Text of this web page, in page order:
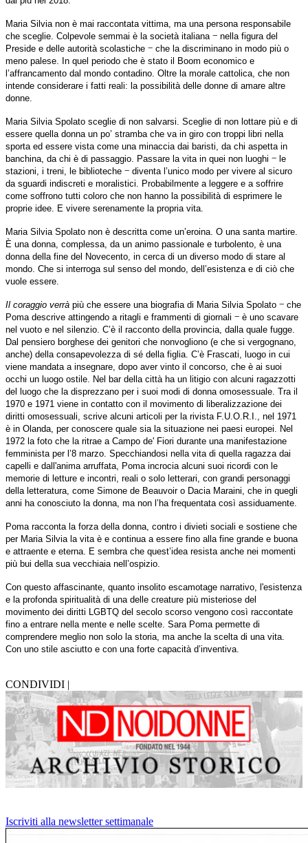
Maria Silvia non è mai raccontata vittima, ma una persona responsabile
che sceglie. Colpevole semmai è la società italiana ‒ nella figura del
Preside e delle autorità scolastiche ‒ che la discriminano in modo più o
meno palese. In quel periodo che è stato il Boom economico e
l’affrancamento dal mondo contadino. Oltre la morale cattolica, che non
intende considerare i fatti reali: la possibilità delle donne di amare altre
donne.
Maria Silvia Spolato sceglie di non salvarsi. Sceglie di non lottare più e di
essere quella donna un po’ stramba che va in giro con troppi libri nella
sporta ed essere vista come una minaccia dai baristi, da chi aspetta in
banchina, da chi è di passaggio. Passare la vita in quei non luoghi ‒ le
stazioni, i treni, le biblioteche ‒ diventa l’unico modo per vivere al sicuro
da sguardi indiscreti e moralistici. Probabilmente a leggere e a soffrire
come soffrono tutti coloro che non hanno la possibilità di esprimere le
proprie idee. E vivere serenamente la propria vita.
Maria Silvia Spolato non è descritta come un’eroina. O una santa martire.
È una donna, complessa, da un animo passionale e turbolento, è una
donna della fine del Novecento, in cerca di un diverso modo di stare al
mondo. Che si interroga sul senso del mondo, dell’esistenza e di ciò che
vuole essere.
Il coraggio verrà più che essere una biografia di Maria Silvia Spolato ‒ che
Poma descrive attingendo a ritagli e frammenti di giornali ‒ è uno scavare
nel vuoto e nel silenzio. C’è il racconto della provincia, dalla quale fugge.
Dal pensiero borghese dei genitori che nonvogliono (e che si vergognano,
anche) della consapevolezza di sé della figlia. C’è Frascati, luogo in cui
viene mandata a insegnare, dopo aver vinto il concorso, che è ai suoi
occhi un luogo ostile. Nel bar della città ha un litigio con alcuni ragazzotti
del luogo che la disprezzano per i suoi modi di donna omosessuale. Tra il
1970 e 1971 viene in contatto con il movimento di liberalizzazione dei
diritti omosessuali, scrive alcuni articoli per la rivista F.U.O.R.I., nel 1971
è in Olanda, per conoscere quale sia la situazione nei paesi europei. Nel
1972 la foto che la ritrae a Campo de' Fiori durante una manifestazione
femminista per l’8 marzo. Specchiandosi nella vita di quella ragazza dai
capelli e dall'anima arruffata, Poma incrocia alcuni suoi ricordi con le
memorie di letture e incontri, reali o solo letterari, con grandi personaggi
della letteratura, come Simone de Beauvoir o Dacia Maraini, che in quegli
anni ha conosciuto la donna, ma non l’ha frequentata così assiduamente.
Poma racconta la forza della donna, contro i divieti sociali e sostiene che
per Maria Silvia la vita è e continua a essere fino alla fine grande e buona
e attraente e eterna. E sembra che quest’idea resista anche nei momenti
più bui della sua vecchiaia nell’ospizio.
Con questo affascinante, quanto insolito escamotage narrativo, l'esistenza
e la profonda spiritualità di una delle creature più misteriose del
movimento dei diritti LGBTQ del secolo scorso vengono così raccontate
fino a entrare nella mente e nelle scelte. Sara Poma permette di
comprendere meglio non solo la storia, ma anche la scelta di una vita.
Con uno stile asciutto e con una forte capacità d’inventiva.
CONDIVIDI |
Iscriviti alla newsletter settimanale